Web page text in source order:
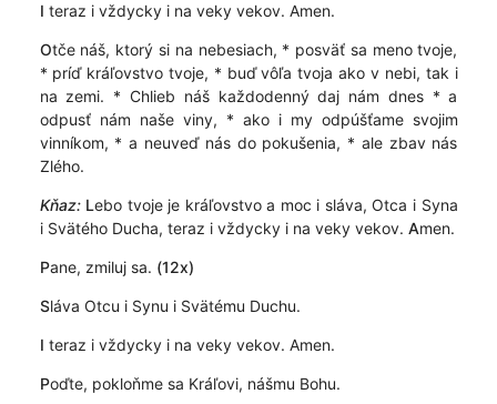
I teraz i vždycky i na veky vekov. Amen.
Otče náš, ktorý si na nebesiach, * posväť sa meno tvoje,
* príď kráľovstvo tvoje, * buď vôľa tvoja ako v nebi, tak i
na zemi. * Chlieb náš každodenný daj nám dnes * a
odpusť nám naše viny, * ako i my odpúšťame svojim
vinníkom, * a neuveď nás do pokušenia, * ale zbav nás
Zlého.
Kňaz:Lebo tvoje je kráľovstvo a moc i sláva, Otca i Syna
i Svätého Ducha, teraz i vždycky i na veky vekov. Amen.
Pane, zmiluj sa. (12x)
Sláva Otcu i Synu i Svätému Duchu.
I teraz i vždycky i na veky vekov. Amen.
Poďte, pokloňme sa Kráľovi, nášmu Bohu.